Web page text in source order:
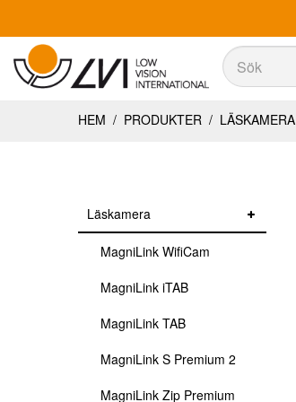
Sök
HEM / PRODUKTER / LÄSKAMERA
Läskamera
MagniLink WifiCam
MagniLink iTAB
MagniLink TAB
MagniLink S Premium 2
MagniLink Zip Premium